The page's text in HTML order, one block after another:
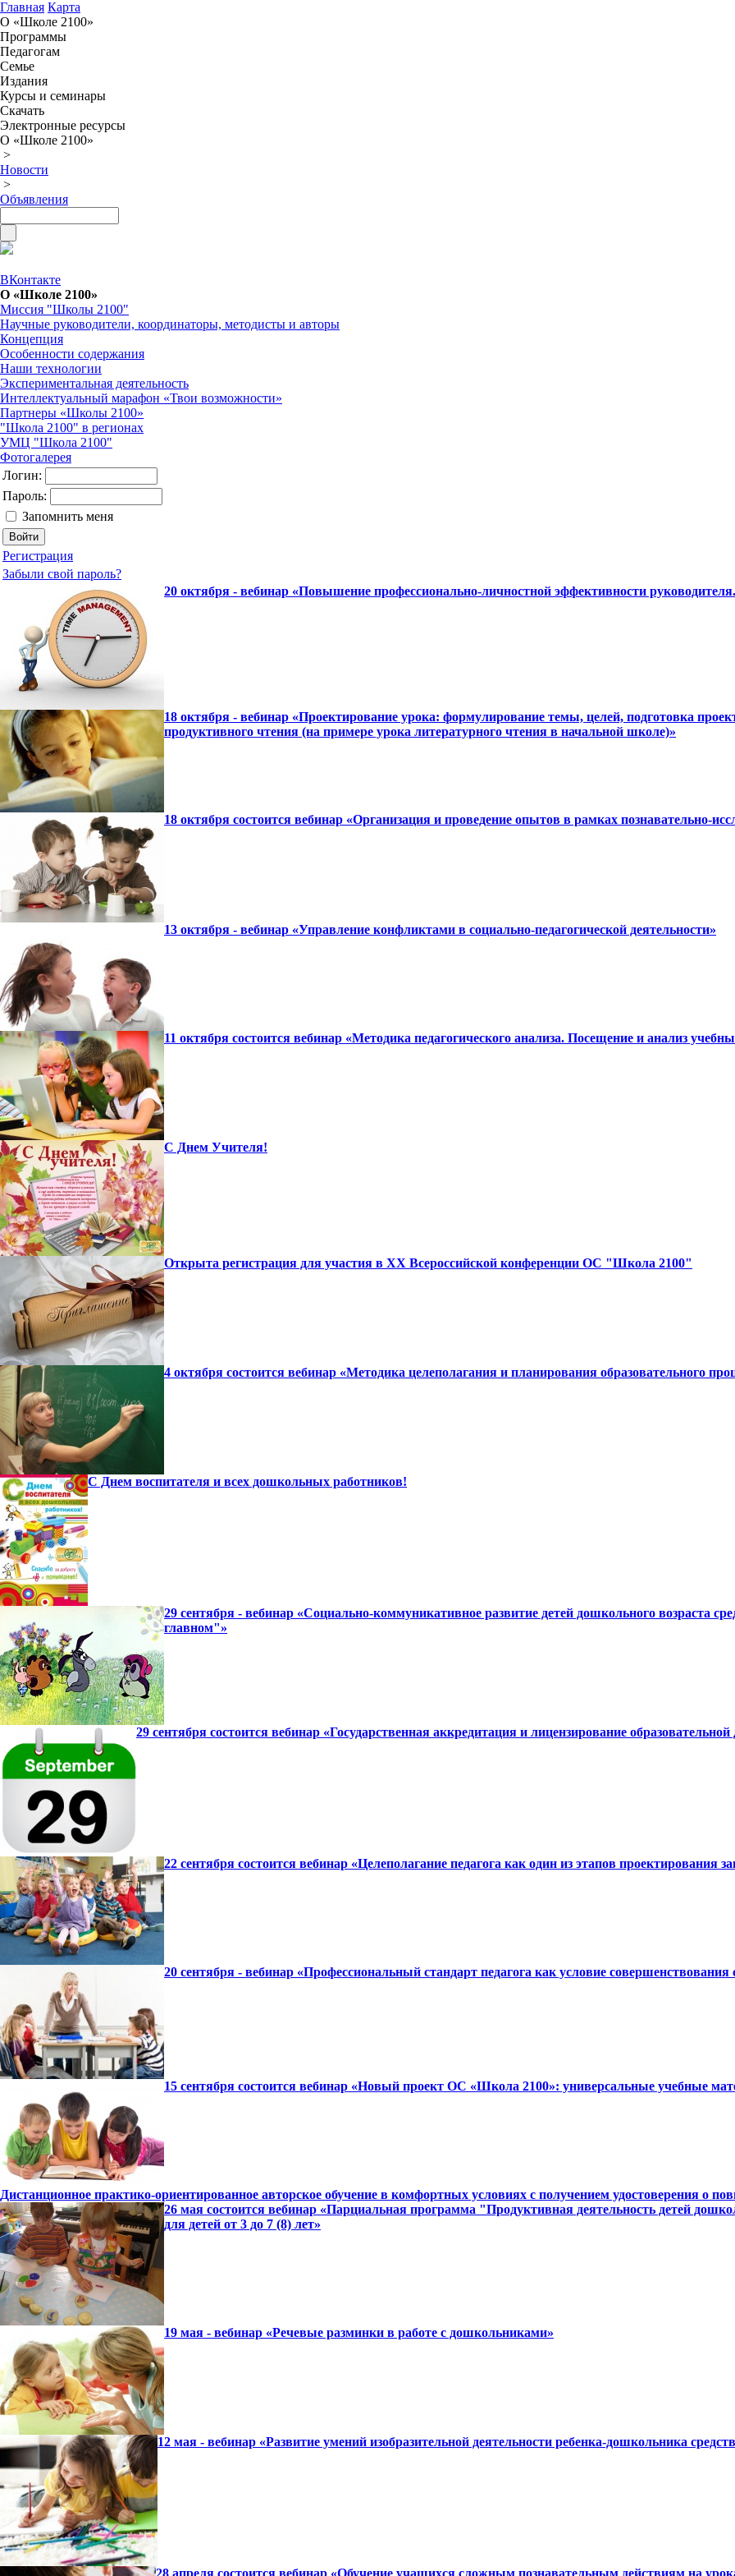
Главная Карта
О «Школе 2100»
Программы
Педагогам
Семье
Издания
Курсы и семинары
Скачать
Электронные ресурсы
О «Школе 2100»
>
Новости
>
Объявления
ВКонтакте
О «Школе 2100»
Миссия "Школы 2100"
Научные руководители, координаторы, методисты и авторы
Концепция
Особенности содержания
Наши технологии
Экспериментальная деятельность
Интеллектуальный марафон «Твои возможности»
Партнеры «Школы 2100»
"Школа 2100" в регионах
УМЦ "Школа 2100"
Фотогалерея
Логин:
Пароль:
Запомнить меня
Регистрация
Забыли свой пароль?
20 октября - вебинар «Повышение профессионально-личностной эффективности
18 октября - вебинар «Проектирование урока: формулирование темы, целей, подготовка
продуктивного чтения (на примере урока литературного чтения в начальной школе)»
18 октября состоится вебинар «Организация и проведение опытов в рамках познавательно-
13 октября - вебинар «Управление конфликтами в социально-педагогической деятельности»
11 октября состоится вебинар «Методика педагогического анализа. Посещение и анализ
С Днем Учителя!
Открыта регистрация для участия в XX Всероссийской конференции ОС "Школа 2100"
4 октября состоится вебинар «Методика целеполагания и планирования образовательного
С Днем воспитателя и всех дошкольных работников!
29 сентября - вебинар «Социально-коммуникативное развитие детей дошкольного
главном"»
29 сентября состоится вебинар «Государственная аккредитация и лицензирование образовательной
22 сентября состоится вебинар «Целеполагание педагога как один из этапов проектирования
20 сентября - вебинар «Профессиональный стандарт педагога как условие совершенствования
15 сентября состоится вебинар «Новый проект ОС «Школа 2100»: универсальные учебные
Дистанционное практико-ориентированное авторское обучение в комфортных условиях с получением удостоверения о
26 мая состоится вебинар «Парциальная программа "Продуктивная деятельность детей
для детей от 3 до 7 (8) лет»
19 мая - вебинар «Речевые разминки в работе с дошкольниками»
12 мая - вебинар «Развитие умений изобразительной деятельности ребенка-дошкольника
28 апреля состоится вебинар «Обучение учащихся сложным познавательным действиям на